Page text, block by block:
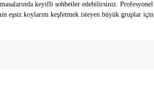
keyifli sohbetler edebilirsiniz. Profesyonel
eşsiz koylarını keşfetmek isteyen büyük gruplar için